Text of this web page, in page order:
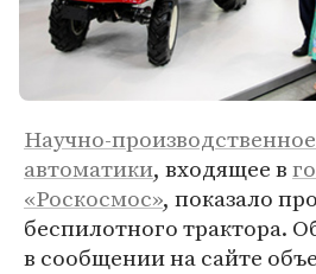
Научно-
автоматики, входящее в
«Роскосмос», показало
беспилотного трактора.
в сообщении на сайте